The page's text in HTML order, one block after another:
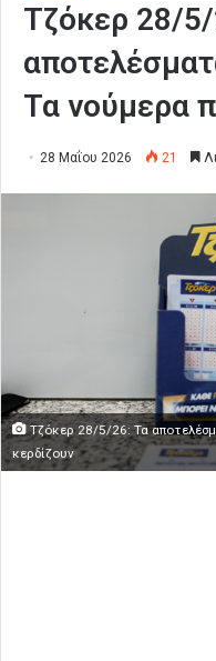
Τζόκερ 28/
Τα νούμερα
28 Μαΐου 2026 21
Τζόκερ 28/5/26: Τα
κερδίζουν